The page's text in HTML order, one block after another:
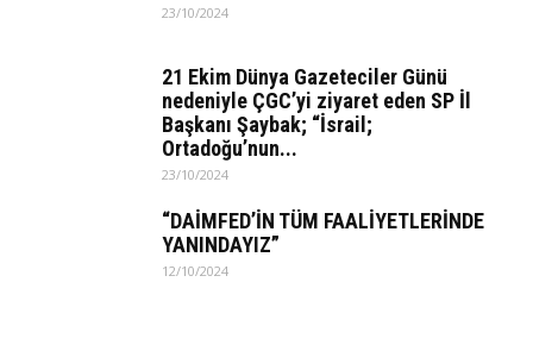
23/10/2024
21 Ekim Dünya Gazeteciler Günü
nedeniyle ÇGC’yi ziyaret eden SP İl
Başkanı Şaybak; “İsrail;
Ortadoğu’nun...
23/10/2024
“DAİMFED’İN TÜM FAALİYETLERİNDE
YANINDAYIZ”
12/10/2024